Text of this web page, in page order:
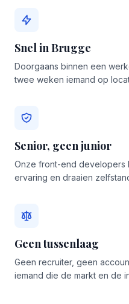
Snel in Brugge
Doorgaans binnen een
twee weken iemand op
Senior, geen junior
Onze front-end developers
ervaring en draaien
Geen tussenlaag
Geen recruiter, geen
iemand die de markt en de